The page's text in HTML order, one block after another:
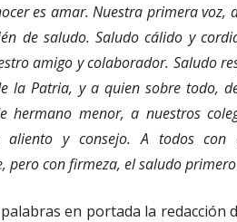
es amar. Nuestra primera voz,
de saludo. Saludo cálido y
amigo y colaborador. Saludo
la Patria, y a quien sobre todo,
hermano menor, a nuestros
aliento y consejo. A todos con
pero con firmeza, el saludo primero
en portada la